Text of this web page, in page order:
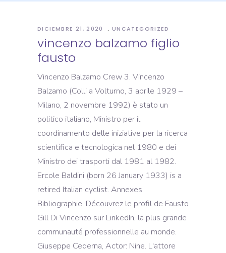
DICIEMBRE 21, 2020 UNCATEGORIZED
vincenzo balzamo figlio
fausto
Vincenzo Balzamo Crew 3. Vincenzo
Balzamo (Colli a Volturno, 3 aprile 1929 –
Milano, 2 novembre 1992) è stato un
politico italiano, Ministro per il
coordinamento delle iniziative per la ricerca
scientifica e tecnologica nel 1980 e dei
Ministro dei trasporti dal 1981 al 1982.
Ercole Baldini (born 26 January 1933) is a
retired Italian cyclist. Annexes
Bibliographie. Découvrez le profil de Fausto
Gill Di Vincenzo sur LinkedIn, la plus grande
communauté professionnelle au monde.
Giuseppe Cederna, Actor: Nine. L'attore